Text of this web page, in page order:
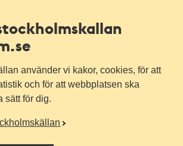
använder vi kakor, cookies, för att
och för att webbplatsen ska
sätt för dig.